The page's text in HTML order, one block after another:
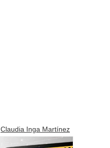
Claudia Inga Martínez